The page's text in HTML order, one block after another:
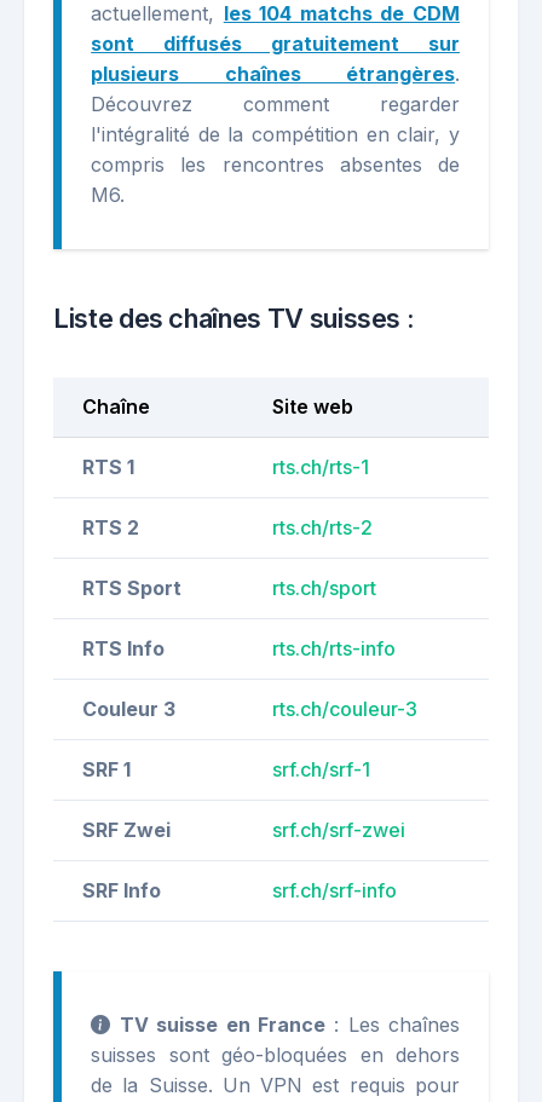
actuellement, les 104 matchs de CDM
sont diffusés gratuitement sur
plusieurs chaînes étrangères.
Découvrez comment regarder
l'intégralité de la compétition en clair, y
compris les rencontres absentes de
M6.
Liste des chaînes TV suisses :
Chaîne Site web
RTS 1 rts.ch/rts-1
RTS 2 rts.ch/rts-2
RTS Sport rts.ch/sport
RTS Info rts.ch/rts-info
Couleur 3 rts.ch/couleur-3
SRF 1 srf.ch/srf-1
SRF Zwei srf.ch/srf-zwei
SRF Info srf.ch/srf-info
TV suisse en France : Les chaînes
suisses sont géo-bloquées en dehors
de la Suisse. Un VPN est requis pour